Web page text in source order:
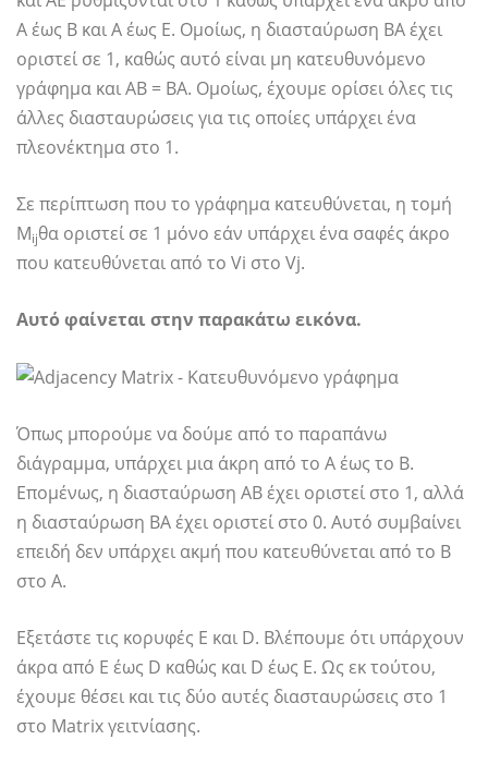
Α έως Β και Α έως Ε. Ομοίως, η διασταύρωση ΒΑ έχει
οριστεί σε 1, καθώς αυτό είναι μη κατευθυνόμενο
γράφημα και AB = BA. Ομοίως, έχουμε ορίσει όλες τις
άλλες διασταυρώσεις για τις οποίες υπάρχει ένα
πλεονέκτημα στο 1.
Σε περίπτωση που το γράφημα κατευθύνεται, η τομή
Μijθα οριστεί σε 1 μόνο εάν υπάρχει ένα σαφές άκρο
που κατευθύνεται από το Vi στο Vj.
Αυτό φαίνεται στην παρακάτω εικόνα.
Όπως μπορούμε να δούμε από το παραπάνω
διάγραμμα, υπάρχει μια άκρη από το Α έως το Β.
Επομένως, η διασταύρωση ΑΒ έχει οριστεί στο 1, αλλά
η διασταύρωση ΒΑ έχει οριστεί στο 0. Αυτό συμβαίνει
επειδή δεν υπάρχει ακμή που κατευθύνεται από το Β
στο Α.
Εξετάστε τις κορυφές E και D. Βλέπουμε ότι υπάρχουν
άκρα από E έως D καθώς και D έως E. Ως εκ τούτου,
έχουμε θέσει και τις δύο αυτές διασταυρώσεις στο 1
στο Matrix γειτνίασης.